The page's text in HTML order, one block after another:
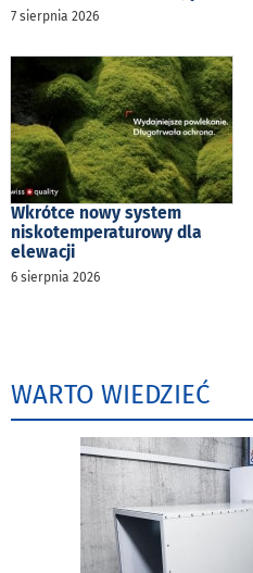
7 sierpnia 2026
Wkrótce nowy system
niskotemperaturowy dla
elewacji
6 sierpnia 2026
WARTO WIEDZIEĆ